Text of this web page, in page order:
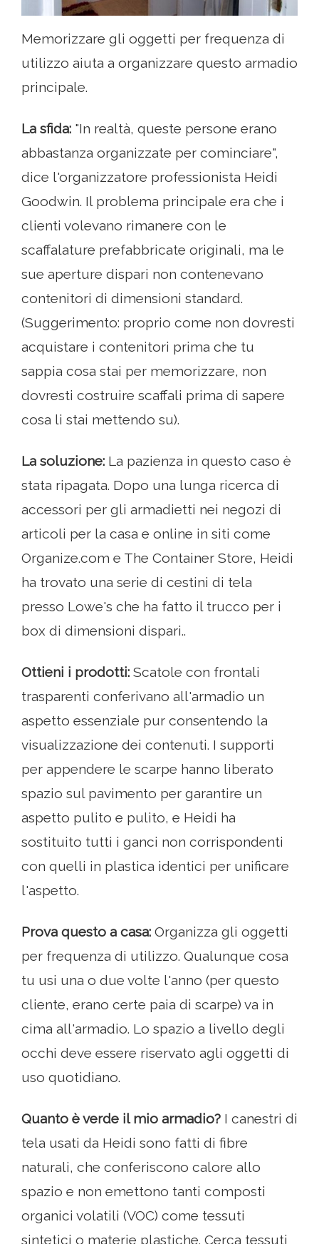
Memorizzare gli oggetti per frequenza di
utilizzo aiuta a organizzare questo armadio
principale.
La sfida: "In realtà, queste persone erano
abbastanza organizzate per cominciare",
dice l'organizzatore professionista Heidi
Goodwin. Il problema principale era che i
clienti volevano rimanere con le
scaffalature prefabbricate originali, ma le
sue aperture dispari non contenevano
contenitori di dimensioni standard.
(Suggerimento: proprio come non dovresti
acquistare i contenitori prima che tu
sappia cosa stai per memorizzare, non
dovresti costruire scaffali prima di sapere
cosa li stai mettendo su).
La soluzione: La pazienza in questo caso è
stata ripagata. Dopo una lunga ricerca di
accessori per gli armadietti nei negozi di
articoli per la casa e online in siti come
Organize.com e The Container Store, Heidi
ha trovato una serie di cestini di tela
presso Lowe's che ha fatto il trucco per i
box di dimensioni dispari..
Ottieni i prodotti: Scatole con frontali
trasparenti conferivano all'armadio un
aspetto essenziale pur consentendo la
visualizzazione dei contenuti. I supporti
per appendere le scarpe hanno liberato
spazio sul pavimento per garantire un
aspetto pulito e pulito, e Heidi ha
sostituito tutti i ganci non corrispondenti
con quelli in plastica identici per unificare
l'aspetto.
Prova questo a casa: Organizza gli oggetti
per frequenza di utilizzo. Qualunque cosa
tu usi una o due volte l'anno (per questo
cliente, erano certe paia di scarpe) va in
cima all'armadio. Lo spazio a livello degli
occhi deve essere riservato agli oggetti di
uso quotidiano.
Quanto è verde il mio armadio? I canestri di
tela usati da Heidi sono fatti di fibre
naturali, che conferiscono calore allo
spazio e non emettono tanti composti
organici volatili (VOC) come tessuti
sintetici o materie plastiche. Cerca tessuti